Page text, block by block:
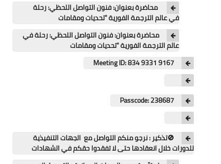
إعلاميات
التعليم
الصحة
محاضرة بعنوان: فنون التواصل اللحظي: رحلة
في عالم الترجمة الفورية "تحديات ومقامات
محاضرة بعنوان: فنون التواصل اللحظي: رحلة في
عالم الترجمة الفورية "تحديات ومقامات
Meeting ID: 834 9331 9167
Passcode: 238687
🚫تذكير : نرجو منكم التواصل مع الجهات التنفيذية
للدورات خلال انعقادها حتى لا تفقدوا حقكم في الشهادات